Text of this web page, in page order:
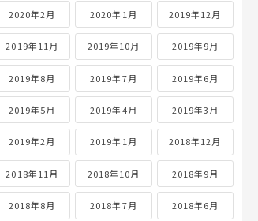
2020年2月 2020年1月 2019年12月
2019年11月 2019年10月 2019年9月
2019年8月 2019年7月 2019年6月
2019年5月 2019年4月 2019年3月
2019年2月 2019年1月 2018年12月
2018年11月 2018年10月 2018年9月
2018年8月 2018年7月 2018年6月